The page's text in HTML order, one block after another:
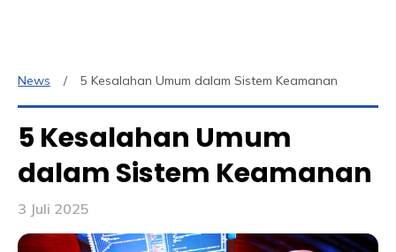
News 5 Kesalahan Umum dalam Sistem Keamanan
5 Kesalahan Umum
dalam Sistem Keamanan
3 Juli 2025